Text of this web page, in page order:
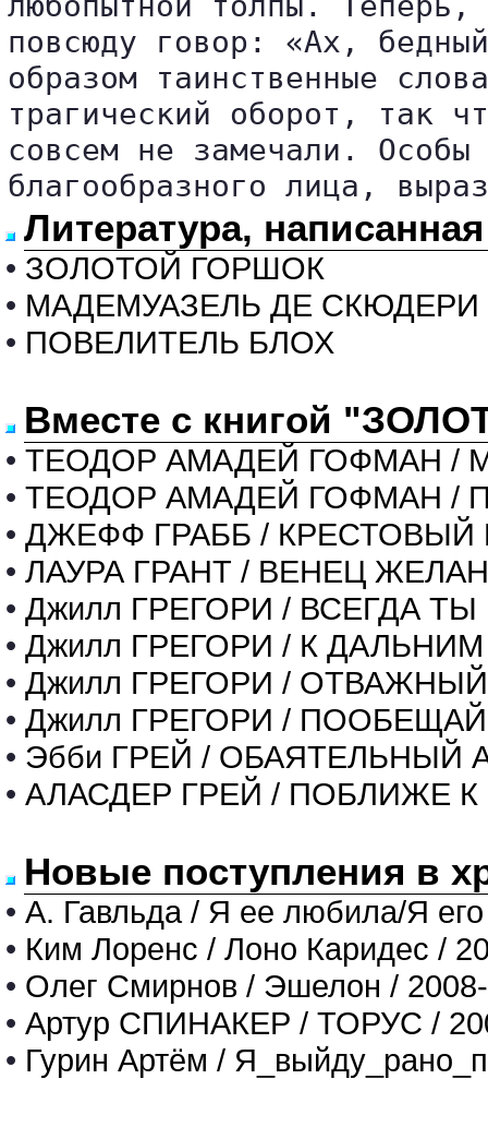
повсюду говор: «Ах,
образом таинственные
трагический оборот, так
совсем не замечали.
благообразного лица,
Литература,
• ЗОЛОТОЙ ГОРШОК
• МАДЕМУАЗЕЛЬ ДЕ СКЮДЕРИ
• ПОВЕЛИТЕЛЬ БЛОХ
Вместе с книгой
• ТЕОДОР АМАДЕЙ ГОФМАН /
• ТЕОДОР АМАДЕЙ ГОФМАН /
• ДЖЕФФ ГРАББ / КРЕСТОВЫЙ
• ЛАУРА ГРАНТ / ВЕНЕЦ
• Джилл ГРЕГОРИ / ВСЕГДА ТЫ
• Джилл ГРЕГОРИ / К
• Джилл ГРЕГОРИ /
• Джилл ГРЕГОРИ /
• Эбби ГРЕЙ / ОБАЯТЕЛЬНЫЙ
• АЛАСДЕР ГРЕЙ / ПОБЛИЖЕ
Новые поступления в
• А. Гавльда / Я ее любила/Я
• Ким Лоренс / Лоно Каридес /
• Олег Смирнов / Эшелон /
• Артур СПИНАКЕР / ТОРУС /
• Гурин Артём /